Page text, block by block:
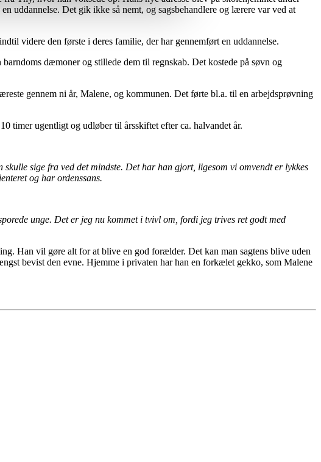
uddannelse. Det gik ikke så nemt, og sagsbehandlere og lærere var ved at
videre den første i deres familie, der har gennemført en uddannelse.
dæmoner og stillede dem til regnskab. Det kostede på søvn og
gennem ni år, Malene, og kommunen. Det førte bl.a. til en arbejdsprøvning
timer ugentligt og udløber til årsskiftet efter ca. halvandet år.
sige fra ved det mindste. Det har han gjort, ligesom vi omvendt er lykkes
og har ordenssans.
unge. Det er jeg nu kommet i tvivl om, fordi jeg trives ret godt med
Han vil gøre alt for at blive en god forælder. Det kan man sagtens blive uden
bevist den evne. Hjemme i privaten har han en forkælet gekko, som Malene